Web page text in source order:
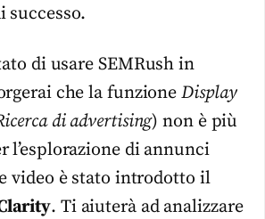
successo.
di usare SEMRush in
che la funzioneDisplay
di advertising) non è più
l’esplorazione di annunci
video è stato introdotto il
. Ti aiuterà ad analizzare